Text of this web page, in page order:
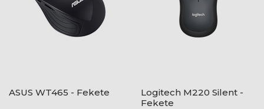
ASUS WT465 - Fekete
Logitech M220 Silent -
Fekete